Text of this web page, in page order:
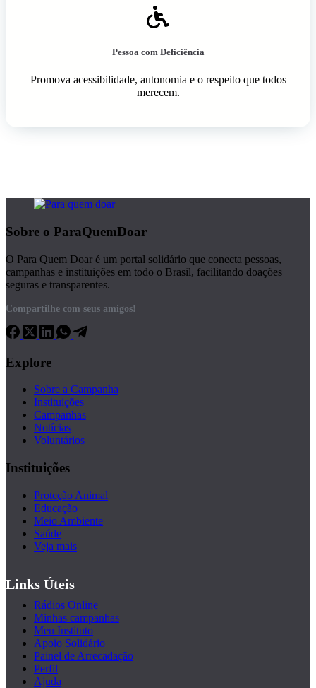
Pessoa com Deficiência
Promova acessibilidade, autonomia e o respeito que todos
merecem.
Sobre o ParaQuemDoar
O Para Quem Doar é um portal solidário que conecta pessoas,
campanhas e instituições em todo o Brasil, facilitando doações
seguras e transparentes.
Compartilhe com seus amigos!
Explore
Sobre a Campanha
Instituições
Campanhas
Notícias
Voluntários
Instituições
Proteção Animal
Educação
Meio Ambiente
Saúde
Veja mais
Links Úteis
Rádios Online
Minhas campanhas
Meu Instituto
Apoio Solidário
Painel de Arrecadação
Perfil
Ajuda